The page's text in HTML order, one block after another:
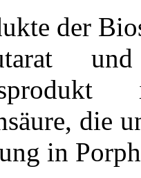
der
die
in